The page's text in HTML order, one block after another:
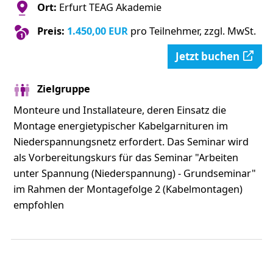
Ort: Erfurt TEAG Akademie
Preis: 1.450,00 EURpro Teilnehmer, zzgl. MwSt.
Jetzt buchen
Zielgruppe
Monteure und Installateure, deren Einsatz die
Montage energietypischer Kabelgarnituren im
Niederspannungsnetz erfordert. Das Seminar wird
als Vorbereitungskurs für das Seminar "Arbeiten
unter Spannung (Niederspannung) - Grundseminar"
im Rahmen der Montagefolge 2 (Kabelmontagen)
empfohlen